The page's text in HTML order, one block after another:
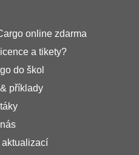
online zdarma
a tikety?
do škol
příklady